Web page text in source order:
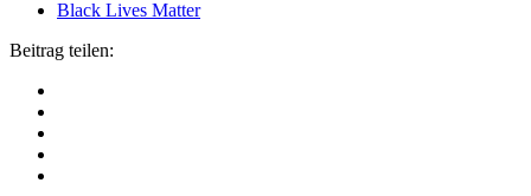
Black Lives Matter
Beitrag teilen: